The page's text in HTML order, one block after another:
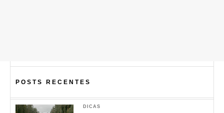
POSTS RECENTES
DICAS